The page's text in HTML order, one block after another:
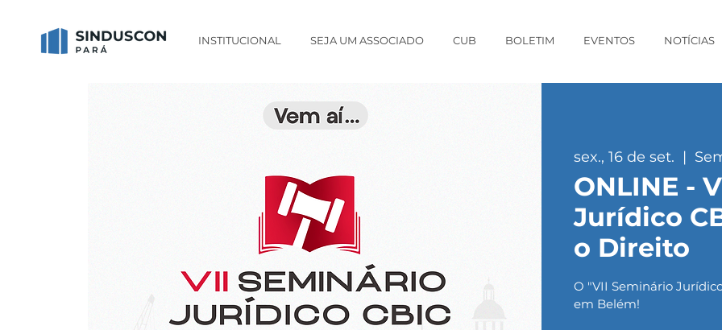
INSTITUCIONAL SEJA UM ASSOCIADO CUB BOLETIM EVENTOS NOTÍCIAS
sex., 16 de set.
  |
ONLINE -
Jurídico
o Direito
O "VII Seminário
em Belém!